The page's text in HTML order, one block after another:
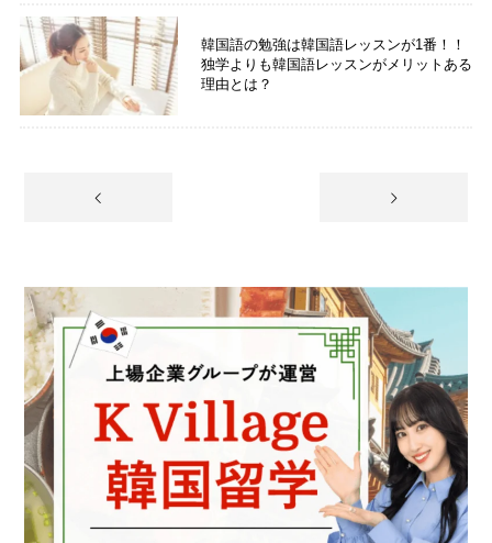
韓国語の勉強は韓国語レッスンが1番！！
独学よりも韓国語レッスンがメリットある
理由とは？